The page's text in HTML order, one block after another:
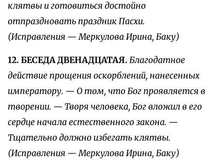
клятвы и готовиться достойно
отпраздновать праздник Пасхи.
(Исправления — Меркулова Ирина, Баку)
12. БЕСЕДА ДВЕНАДЦАТАЯ. Благодатное
действие прощения оскорблений, нанесенных
императору. — О том, что Бог проявляется в
творении. — Творя человека, Бог вложил в его
сердце начала естественного закона. —
Тщательно должно избегать клятвы.
(Исправления — Меркулова Ирина, Баку)